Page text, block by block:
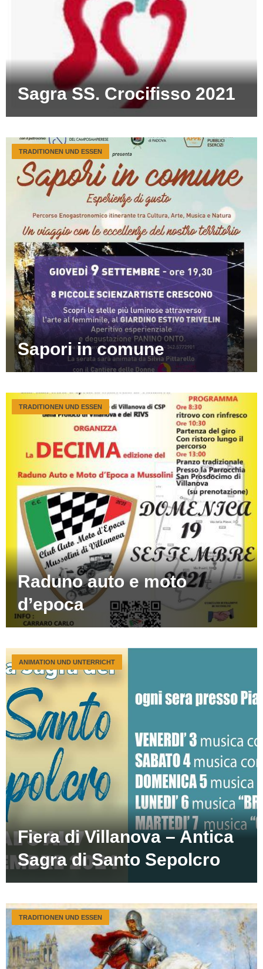
Sagra SS. Crocifisso 2021
Sapori in comune
TRADITIONEN UND ESSEN
Raduno auto e moto
d’epoca
TRADITIONEN UND ESSEN
Fiera di Villanova – Antica
Sagra di Santo Sepolcro
ANIMATION UND UNTERRICHT
TRADITIONEN UND ESSEN